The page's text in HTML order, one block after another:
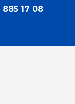
885 17 08